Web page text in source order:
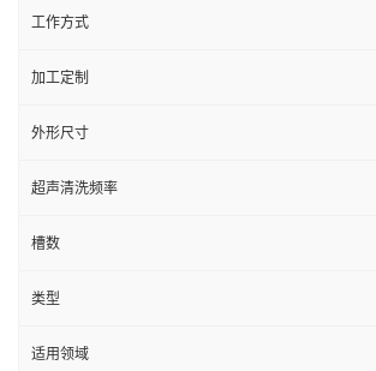
工作方式
加工定制
外形尺寸
超声清洗频率
槽数
类型
适用领域